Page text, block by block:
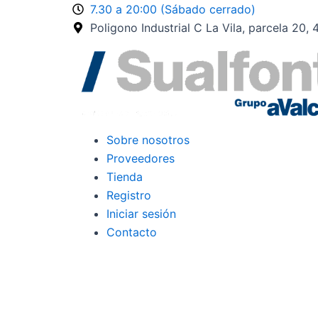
7.30 a 20:00 (Sábado cerrado)
Poligono Industrial C La Vila, parcela 20,
Sobre nosotros
Proveedores
Tienda
Registro
Iniciar sesión
Contacto